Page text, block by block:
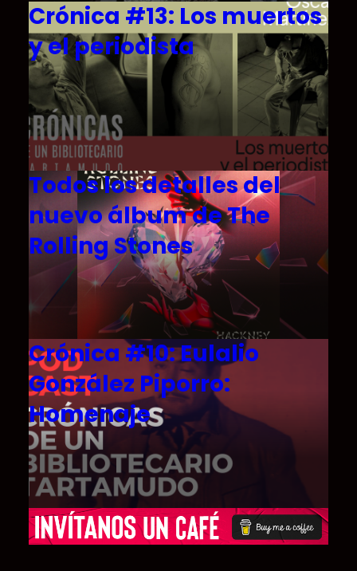
Crónica #13: Los muertos
y el periodista
Todos los detalles del
nuevo álbum de The
Rolling Stones
Crónica #10: Eulalio
González Piporro:
Homenaje